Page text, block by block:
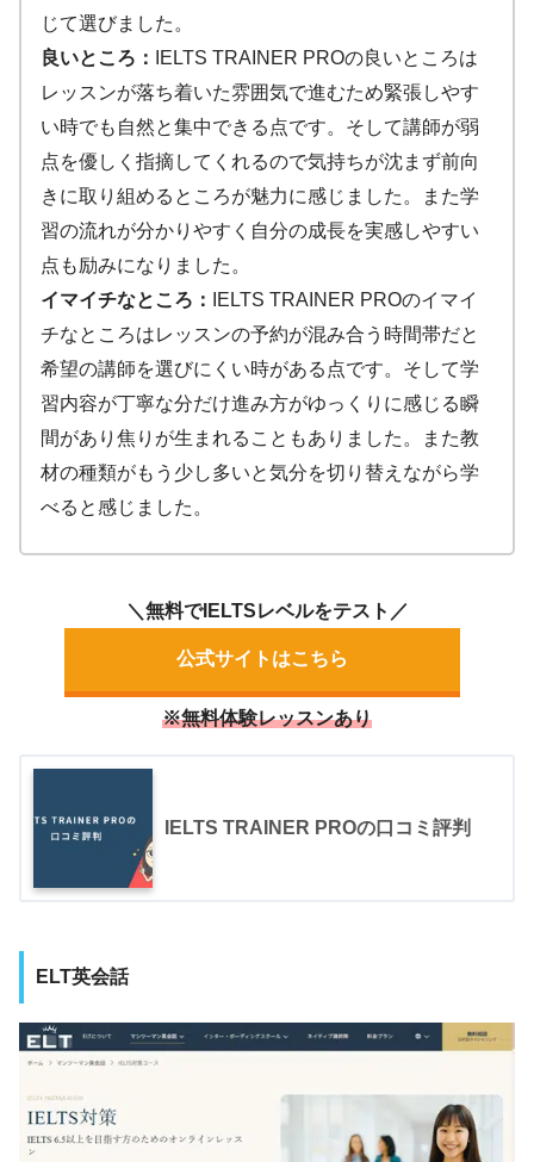
じて選びました。
良いところ：
IELTS TRAINER PROの良いところは
レッスンが落ち着いた雰囲気で進むため緊張しやす
い時でも自然と集中できる点です。そして講師が弱
点を優しく指摘してくれるので気持ちが沈まず前向
きに取り組めるところが魅力に感じました。また学
習の流れが分かりやすく自分の成長を実感しやすい
点も励みになりました。
イマイチなところ：
IELTS TRAINER PROのイマイ
チなところはレッスンの予約が混み合う時間帯だと
希望の講師を選びにくい時がある点です。そして学
習内容が丁寧な分だけ進み方がゆっくりに感じる瞬
間があり焦りが生まれることもありました。また教
材の種類がもう少し多いと気分を切り替えながら学
べると感じました。
＼無料でIELTSレベルをテスト／
公式サイトはこちら
※無料体験レッスンあり
IELTS TRAINER PROの口コミ評判
ELT英会話